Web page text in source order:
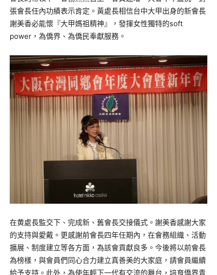
張會長任內功績表示肯定。黃處長相信台中大甲出身的新會長
謝美香必能懷『大甲媽祖精神』，發揮女性獨特的soft
power，為僑界、為僑民奉獻服務。
在黄處長監交下、完成新、舊會長交接儀式。謝美香感謝大家
的支持與愛戴。更感謝前會長四年任期內，在會務組織、活動
擴展、制度建立等各方面，為該會貢獻良多。今後將以前會長
為榜樣，與會員們同心合力建立真善美的大家庭，請會員繼續
給予支持。此外，為使年輕下一代有交流的舞台，培育僑界青